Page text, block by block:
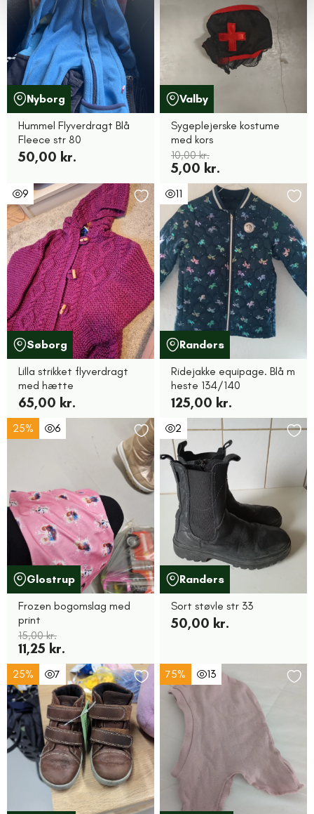
Nyborg
Hummel Flyverdragt Blå
Fleece str 80
50,00 kr.
Valby
Sygeplejerske kostume
med kors
10,00 kr.
5,00 kr.
9
Søborg
Lilla strikket flyverdragt
med hætte
65,00 kr.
11
Randers
Ridejakke equipage. Blå m
heste 134/140
125,00 kr.
25% 6
Glostrup
Frozen bogomslag med
print
15,00 kr.
11,25 kr.
2
Randers
Sort støvle str 33
50,00 kr.
25% 7 75% 13